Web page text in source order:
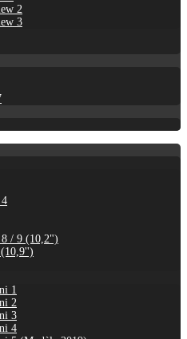
2
3
/ 9 (10,2")
1
2
3
4